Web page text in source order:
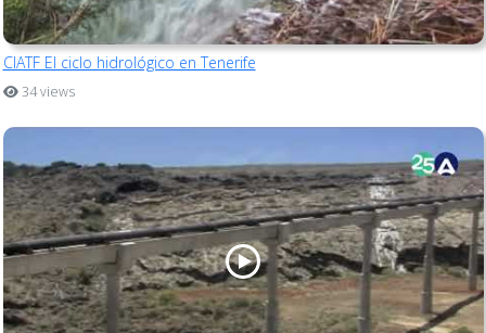
CIATF El ciclo hidrológico en Tenerife
34 views